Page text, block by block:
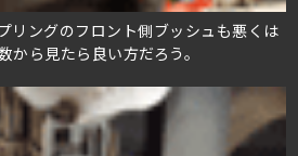
リングのフロント側ブッシュも悪くは
ら見たら良い方だろう。